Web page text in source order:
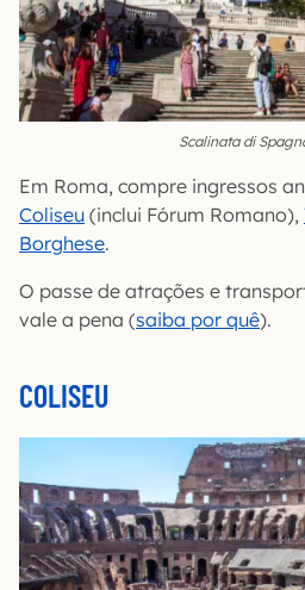
Scalinata di
Em Roma, compre ingressos
Coliseu (inclui Fórum Romano),
Borghese.
O passe de atrações e
vale a pena (saiba por quê).
COLISEU